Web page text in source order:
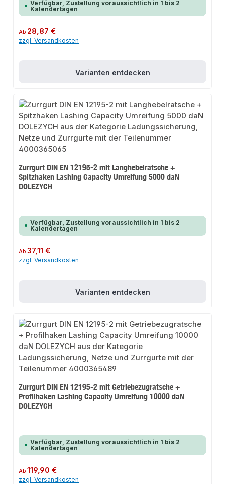
Verfügbar, Zustellung voraussichtlich in 1 bis 2
Kalendertagen
Regulärer Preis:
Ab 28,87 €
zzgl. Versandkosten
Varianten entdecken
Zurrgurt DIN EN 12195-2 mit Langhebelratsche +
Spitzhaken Lashing Capacity Umreifung 5000 daN
DOLEZYCH
Verfügbar, Zustellung voraussichtlich in 1 bis 2
Kalendertagen
Regulärer Preis:
Ab37,11 €
zzgl. Versandkosten
Varianten entdecken
Zurrgurt DIN EN 12195-2 mit Getriebezugratsche +
Profilhaken Lashing Capacity Umreifung 10000 daN
DOLEZYCH
Verfügbar, Zustellung voraussichtlich in 1 bis 2
Kalendertagen
Regulärer Preis:
Ab119,90 €
zzgl. Versandkosten